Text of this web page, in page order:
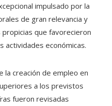
impulsado por la
de gran relevancia y
que favorecieron
actividades económicas.
la creación de empleo en
a los previstos
fueron revisadas